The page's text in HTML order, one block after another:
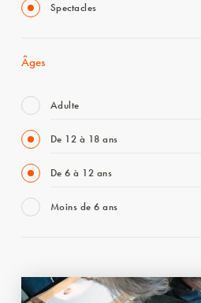
Spectacles
Âges
Adulte
De 12 à 18 ans
De 6 à 12 ans
Moins de 6 ans